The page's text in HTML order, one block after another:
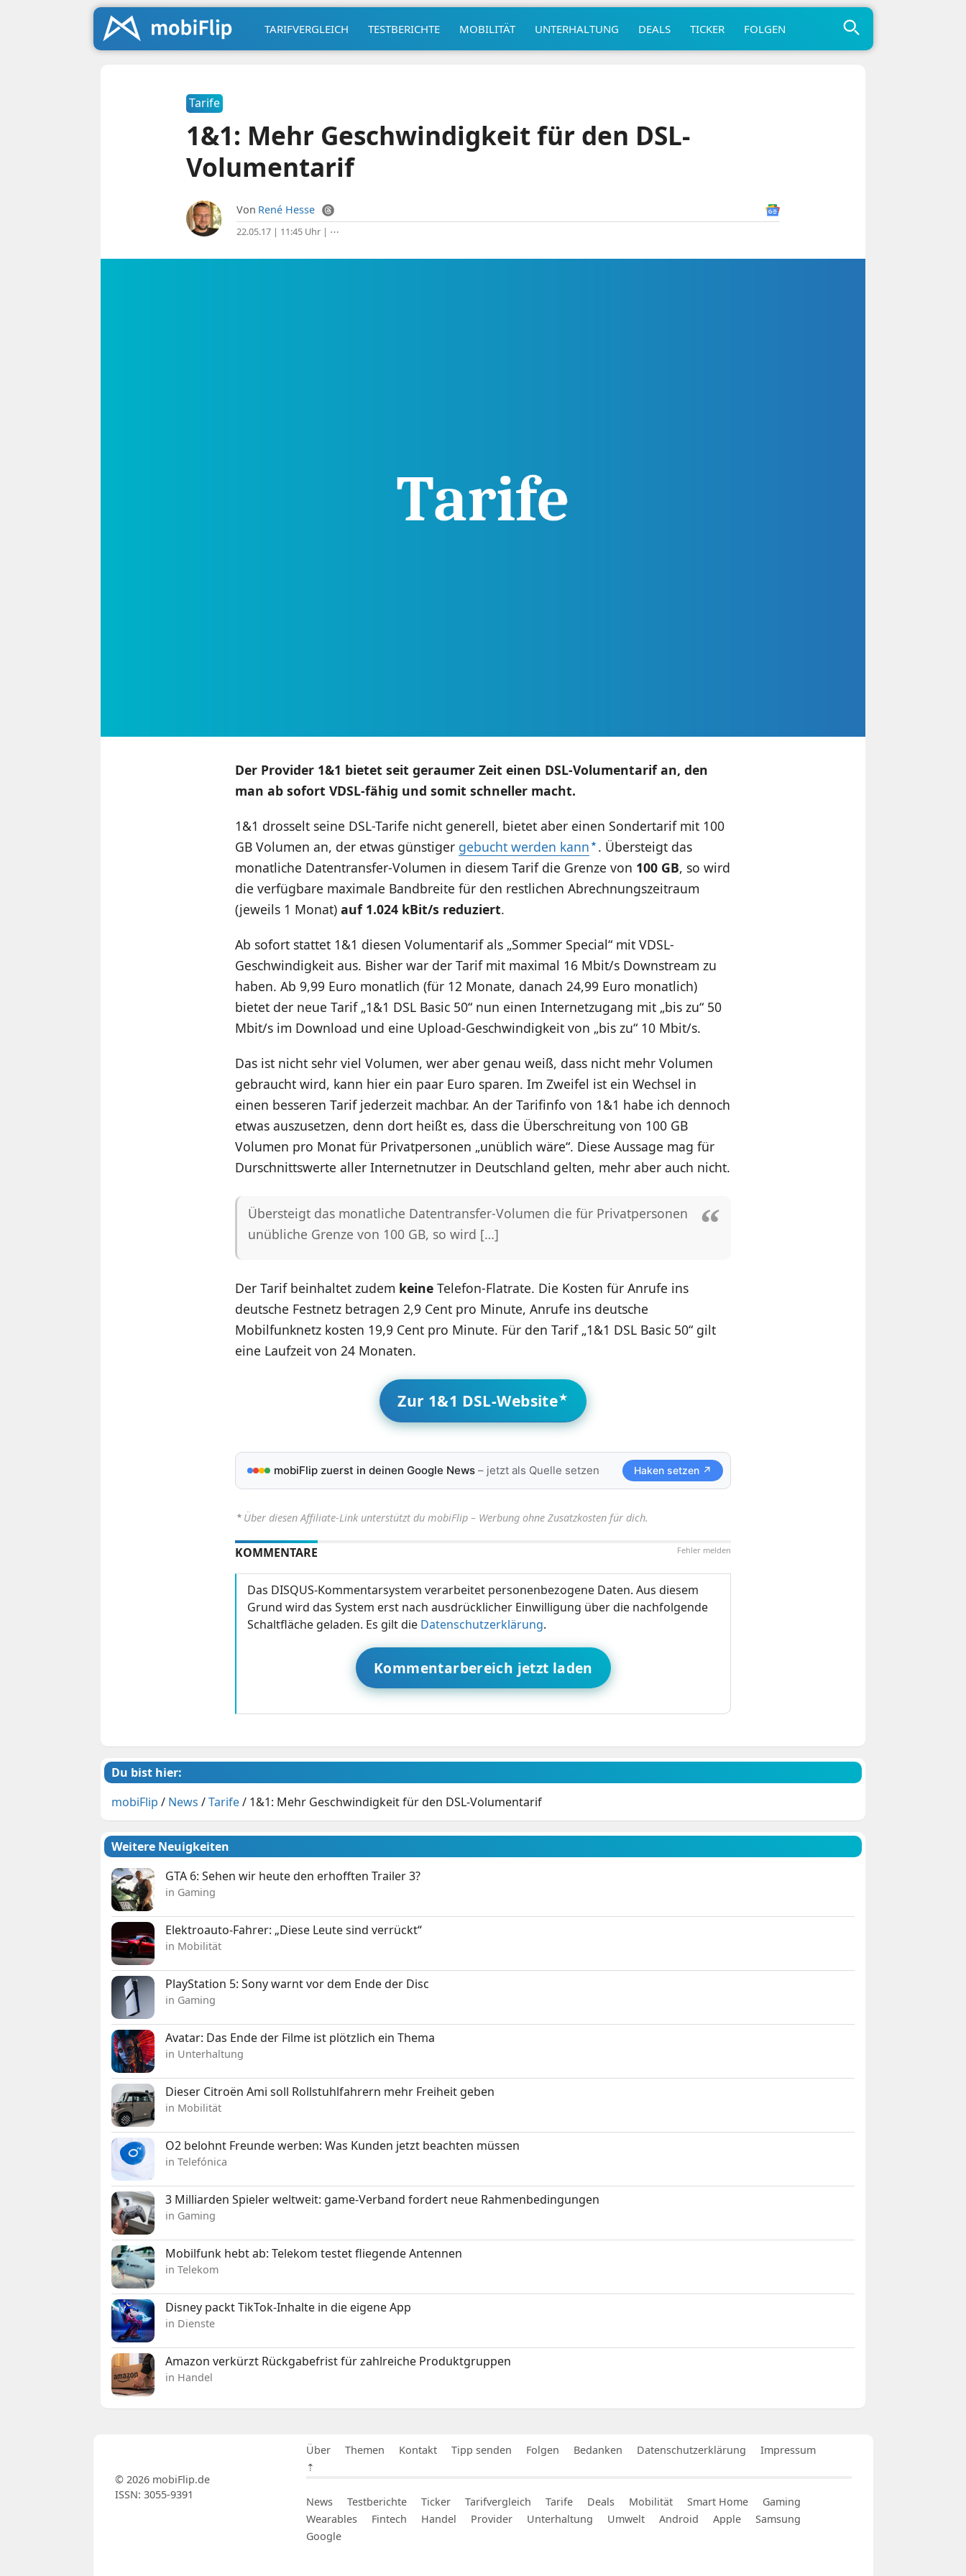
TARIFVERGLEICH TESTBERICHTE MOBILITÄT UNTERHALTUNG DEALS TICKER FOLGEN
Tarife
1&1: Mehr Geschwindigkeit für den DSL-
Volumentarif
Von René Hesse
22.05.17 | 11:45 Uhr| ⋯
Der Provider 1&1 bietet seit geraumer Zeit einen DSL-Volumentarif an, den
man ab sofort VDSL-fähig und somit schneller macht.
1&1 drosselt seine DSL-Tarife nicht generell, bietet aber einen Sondertarif mit 100
GB Volumen an, der etwas günstiger gebucht werden kann . Übersteigt das
monatliche Datentransfer-Volumen in diesem Tarif die Grenze von 100 GB, so wird
die verfügbare maximale Bandbreite für den restlichen Abrechnungszeitraum
(jeweils 1 Monat)auf 1.024 kBit/s reduziert.
Ab sofort stattet 1&1 diesen Volumentarif als „Sommer Special“ mit VDSL-
Geschwindigkeit aus. Bisher war der Tarif mit maximal 16 Mbit/s Downstream zu
haben. Ab 9,99 Euro monatlich (für 12 Monate, danach 24,99 Euro monatlich)
bietet der neue Tarif „1&1 DSL Basic 50“ nun einen Internetzugang mit „bis zu“ 50
Mbit/s im Download und eine Upload-Geschwindigkeit von „bis zu“ 10 Mbit/s.
Das ist nicht sehr viel Volumen, wer aber genau weiß, dass nicht mehr Volumen
gebraucht wird, kann hier ein paar Euro sparen. Im Zweifel ist ein Wechsel in
einen besseren Tarif jederzeit machbar. An der Tarifinfo von 1&1 habe ich dennoch
etwas auszusetzen, denn dort heißt es, dass die Überschreitung von 100 GB
Volumen pro Monat für Privatpersonen „unüblich wäre“. Diese Aussage mag für
Durschnittswerte aller Internetnutzer in Deutschland gelten, mehr aber auch nicht.
Übersteigt das monatliche Datentransfer-Volumen die für Privatpersonen
unübliche Grenze von 100 GB, so wird […]
Der Tarif beinhaltet zudem keineTelefon-Flatrate. Die Kosten für Anrufe ins
deutsche Festnetz betragen 2,9 Cent pro Minute, Anrufe ins deutsche
Mobilfunknetz kosten 19,9 Cent pro Minute. Für den Tarif „1&1 DSL Basic 50“ gilt
eine Laufzeit von 24 Monaten.
Zur 1&1 DSL-Website
mobiFlip zuerst in deinen Google News– jetzt als Quelle setzen Haken setzen ↗
⋆ Über diesen Affiliate-Link unterstützt du mobiFlip – Werbung ohne Zusatzkosten für dich.
Fehler melden
KOMMENTARE
Das DISQUS-Kommentarsystem verarbeitet personenbezogene Daten. Aus diesem
Grund wird das System erst nach ausdrücklicher Einwilligung über die nachfolgende
Schaltfläche geladen. Es gilt die Datenschutzerklärung.
Kommentarbereich jetzt laden
Du bist hier:
mobiFlip / News /Tarife/ 1&1: Mehr Geschwindigkeit für den DSL-Volumentarif
Weitere Neuigkeiten
GTA 6: Sehen wir heute den erhofften Trailer 3?
in Gaming
Elektroauto-Fahrer: „Diese Leute sind verrückt“
in Mobilität
PlayStation 5: Sony warnt vor dem Ende der Disc
in Gaming
Avatar: Das Ende der Filme ist plötzlich ein Thema
in Unterhaltung
Dieser Citroën Ami soll Rollstuhlfahrern mehr Freiheit geben
in Mobilität
O2 belohnt Freunde werben: Was Kunden jetzt beachten müssen
in Telefónica
3 Milliarden Spieler weltweit: game-Verband fordert neue Rahmenbedingungen
in Gaming
Mobilfunk hebt ab: Telekom testet fliegende Antennen
in Telekom
Disney packt TikTok-Inhalte in die eigene App
in Dienste
Amazon verkürzt Rückgabefrist für zahlreiche Produktgruppen
in Handel
Über Themen Kontakt Tipp senden Folgen Bedanken Datenschutzerklärung
Impressum
⇡
News Testberichte Ticker Tarifvergleich Tarife Deals Mobilität Smart Home
Gaming
Wearables
Fintech Handel Provider Unterhaltung Umwelt Android Apple
Samsung
Google
© 2026 mobiFlip.de
ISSN: 3055-9391